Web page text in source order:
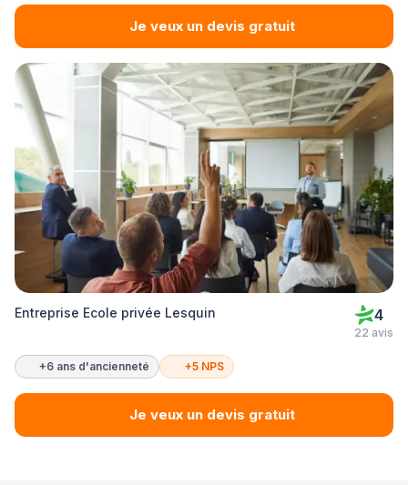
Je veux un devis gratuit
Entreprise Ecole privée Lesquin 4
22 avis
+6 ans d'ancienneté +5 NPS
Je veux un devis gratuit